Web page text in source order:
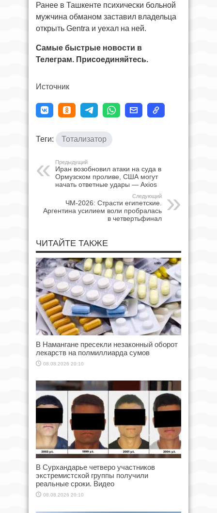
Ранее в Ташкенте психически больной
мужчина обманом заставил владельца
открыть Gentra и уехал на ней.
Самые быстрые новости в
Телеграм. Присоединяйтесь.
Источник
Теги: Тотализатор
Предыдущий
Иран возобновил атаки на суда в
Ормузском проливе, США могут
начать ответные удары — Axios
Следующий
ЧМ-2026: Страсти египетские.
Аргентина усилием воли пробралась
в четвертьфинал
ЧИТАЙТЕ ТАКЖЕ
В Намангане пресекли незаконный оборот
лекарств на полмиллиарда сумов
08.08.2026 20:10
В Сурхандарье четверо участников
экстремистской группы получили
реальные сроки. Видео
08.08.2026 20:10